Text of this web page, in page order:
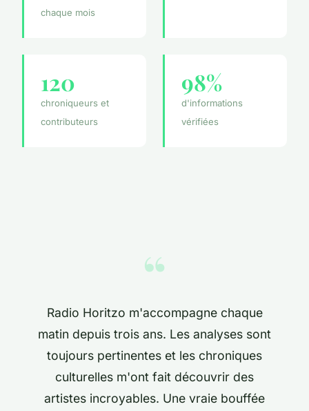
chaque mois
120
chroniqueurs et
contributeurs
98%
d'informations
vérifiées
“
Radio Horitzo m'accompagne chaque
matin depuis trois ans. Les analyses sont
toujours pertinentes et les chroniques
culturelles m'ont fait découvrir des
artistes incroyables. Une vraie bouffée